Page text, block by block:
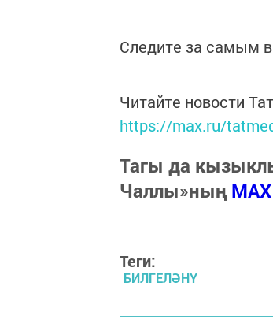
Следите за самым
Читайте новости
https://max.ru/
Тагы да
Чаллы»ның
Теги:
БИЛГЕЛӘНҮ